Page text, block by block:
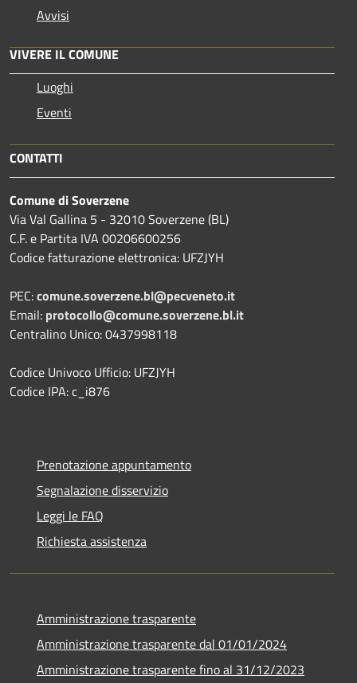
Avvisi
VIVERE IL COMUNE
Luoghi
Eventi
CONTATTI
Comune di Soverzene
Via Val Gallina 5 - 32010 Soverzene (BL)
C.F. e Partita IVA 00206600256
Codice fatturazione elettronica: UFZJYH
PEC:comune.soverzene.bl@pecveneto.it
Email: protocollo@comune.soverzene.bl.it
Centralino Unico: 0437998118
Codice Univoco Ufficio: UFZJYH
Codice IPA: c_i876
Prenotazione appuntamento
Segnalazione disservizio
Leggi le FAQ
Richiesta assistenza
Amministrazione trasparente
Amministrazione trasparente dal 01/01/2024
Amministrazione trasparente fino al 31/12/2023